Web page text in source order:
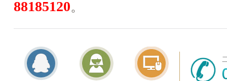
88185120。